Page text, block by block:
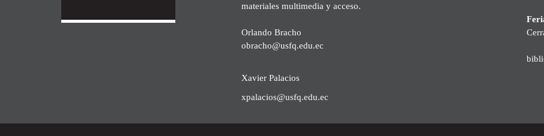
materiales multimedia y acceso.
Orlando Bracho
obracho@usfq.edu.ec
Xavier Palacios
xpalacios@usfq.edu.ec